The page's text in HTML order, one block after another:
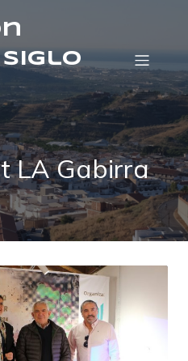
LA Gabirra